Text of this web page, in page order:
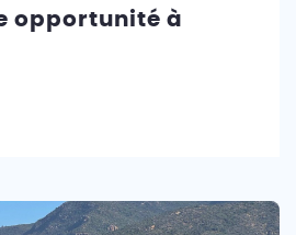
opportunité à